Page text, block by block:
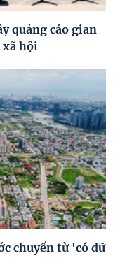
quảng cáo gian
xã hội
chuyển từ 'có dữ